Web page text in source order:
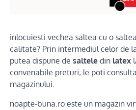
inlocuiesti vechea saltea cu o
calitate? Prin intermediul celor de
putea dispune de saltele din latex
convenabile preturi; le poti
magazinului.
noapte-buna.ro este un magazin